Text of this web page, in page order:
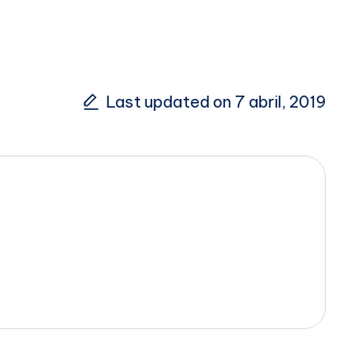
Last updated on 7 abril, 2019